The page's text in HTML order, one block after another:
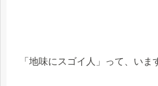
「地味にスゴイ人」って、いま